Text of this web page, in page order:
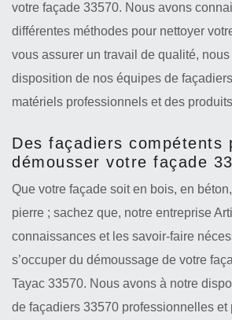
votre façade 33570. Nous avons
différentes méthodes pour nettoyer
vous assurer un travail de qualité,
disposition de nos équipes de
matériels professionnels et des
Des façadiers compétents
démousser votre façade
Que votre façade soit en bois, en
pierre ; sachez que, notre entreprise
connaissances et les savoir-faire
s’occuper du démoussage de votre
Tayac 33570. Nous avons à notre
de façadiers 33570 professionnelles et